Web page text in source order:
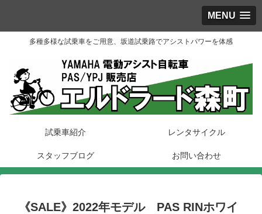
MENU
多種多様な試乗車をご用意、坂道試乗路でアシストパワーを体感
試乗車紹介 レンタサイクル
スタッフブログ お問い合わせ
《SALE》2022年モデル PAS RINホワイ